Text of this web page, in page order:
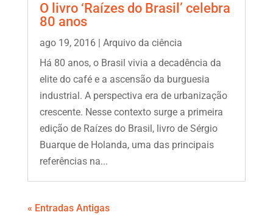
O livro ‘Raízes do Brasil’ celebra
80 anos
ago 19, 2016| Arquivo da ciência
Há 80 anos, o Brasil vivia a decadência da
elite do café e a ascensão da burguesia
industrial. A perspectiva era de urbanização
crescente. Nesse contexto surge a primeira
edição de Raízes do Brasil, livro de Sérgio
Buarque de Holanda, uma das principais
referências na...
« Entradas Antigas